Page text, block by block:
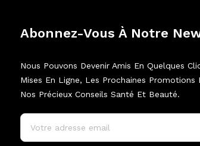
Abonnez-Vous À Notre
Nous Pouvons Devenir Amis En Quelques
Mises En Ligne, Les Prochaines Promotions
Nos Précieux Conseils Santé Et Beauté.